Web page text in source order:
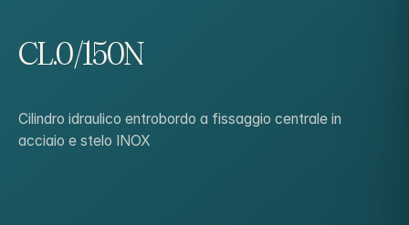
CL.0/150N
Cilindro idraulico entrobordo a fissaggio centrale in
acciaio e stelo INOX